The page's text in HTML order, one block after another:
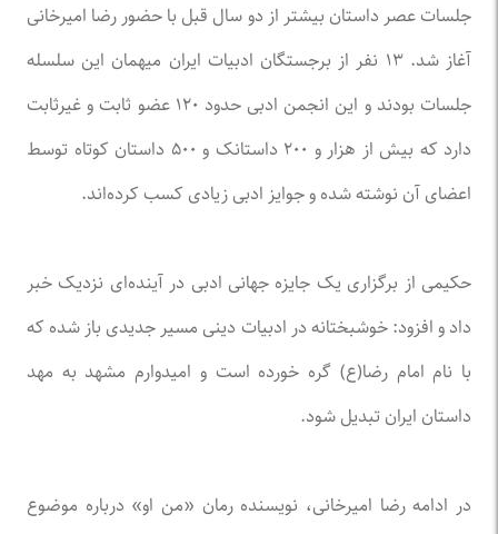
جلسات عصر داستان بیشتر از دو سال قبل با حضور رضا امیرخانی
آغاز شد. ۱۳ نفر از برجستگان ادبیات ایران میهمان این سلسله
جلسات بودند ‌و این انجمن ادبی حدود ۱۲۰ عضو ثابت و ‌غیرثابت
دارد که بیش از هزار و ۲۰۰ داستانک و ۵۰۰ داستان کوتاه توسط
اعضای آن نوشته شده و جوایز ادبی زیادی کسب کرده‌اند.
حکیمی از برگزاری یک جایزه جهانی ادبی در آینده‌ای نزدیک خبر
داد ‌و افزود: خوشبختانه در ادبیات دینی مسیر جدیدی باز شده که
با نام امام رضا(ع) گره خورده است و امیدوارم مشهد به مهد
داستان ایران تبدیل شود.
در ادامه رضا امیرخانی، نویسنده رمان «من او» درباره موضوع